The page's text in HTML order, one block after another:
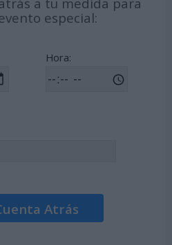
especial:
Hora:
Atrás